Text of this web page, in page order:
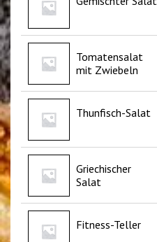
Tomatensalat
mit Zwiebeln
Thunfisch-Salat
Griechischer
Salat
Fitness-Teller